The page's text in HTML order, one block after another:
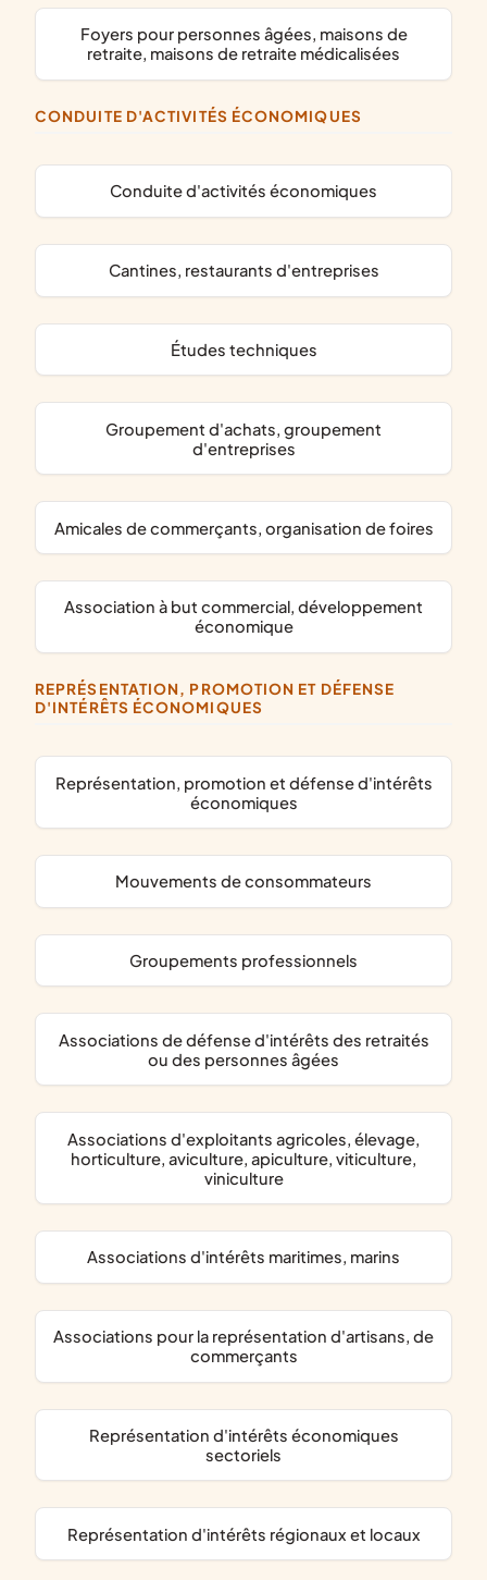
foyers pour personnes âgées, maisons de
retraite, maisons de retraite médicalisées
CONDUITE D'ACTIVITÉS ÉCONOMIQUES
conduite d'activités économiques
cantines, restaurants d'entreprises
études techniques
groupement d'achats, groupement
d'entreprises
amicales de commerçants, organisation de foires
association à but commercial, développement
économique
REPRÉSENTATION, PROMOTION ET DÉFENSE
D'INTÉRÊTS ÉCONOMIQUES
représentation, promotion et défense d'intérêts
économiques
mouvements de consommateurs
groupements professionnels
associations de défense d'intérêts des retraités
ou des personnes âgées
associations d'exploitants agricoles, élevage,
horticulture, aviculture, apiculture, viticulture,
viniculture
associations d'intérêts maritimes, marins
associations pour la représentation d'artisans, de
commerçants
représentation d'intérêts économiques
sectoriels
représentation d'intérêts régionaux et locaux